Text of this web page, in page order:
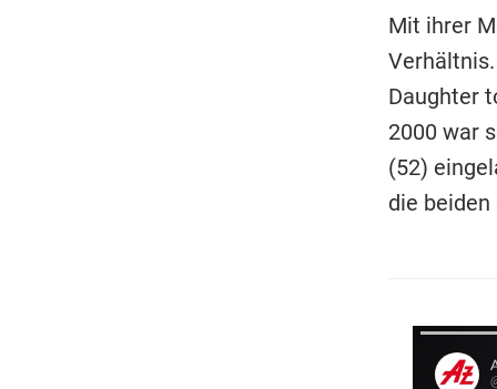
Mit ihrer
Daughter
2000 war
(52)
die beiden